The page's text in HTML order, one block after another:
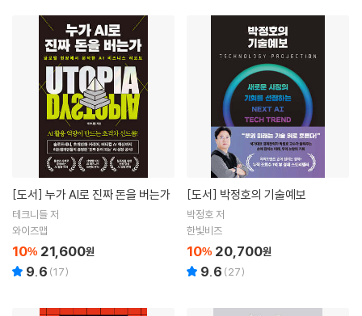
[도서] 누가 AI로 진짜 돈을 버는가
테크니들 저
와이즈맵
10% 21,600원
9.6 (17)
[도서] 박정호의 기술예보
박정호 저
한빛비즈
10% 20,700원
9.6 (27)